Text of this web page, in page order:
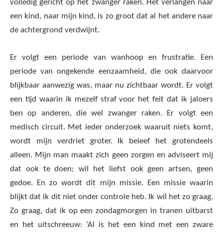
volledig gericht op het zwanger raken. Het verlangen naar
een kind, naar mijn kind, is zo groot dat al het andere naar
de achtergrond verdwijnt.
Er volgt een periode van wanhoop en frustratie. Een
periode van ongekende eenzaamheid, die ook daarvoor
blijkbaar aanwezig was, maar nu zichtbaar wordt. Er volgt
een tijd waarin ik mezelf straf voor het feit dat ik jaloers
ben op anderen, die wel zwanger raken. Er volgt een
medisch circuit. Met ieder onderzoek waaruit niets komt,
wordt mijn verdriet groter. Ik beleef het grotendeels
alleen. Mijn man maakt zich geen zorgen en adviseert mij
dat ook te doen; wil het liefst ook geen artsen, geen
gedoe. En zo wordt dit mijn missie. Een missie waarin
blijkt dat ik dit niet onder controle heb. Ik wil het zo graag.
Zo graag, dat ik op een zondagmorgen in tranen uitbarst
en het uitschreeuw: ‘Al is het een kind met een zware